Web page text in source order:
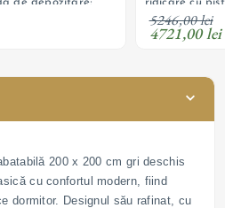
necesită saltea
5246,00 lei
4721,00 lei
200 x 200 cm gri deschis
cu confortul modern, fiind
dormitor. Designul său rafinat, cu